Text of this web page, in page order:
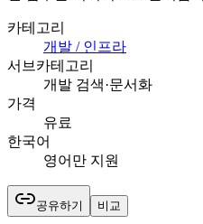
카테고리
개발 / 인프라
서브카테고리
개발 검색·문서화
가격
유료
한국어
영어만 지원
공유하기 비교